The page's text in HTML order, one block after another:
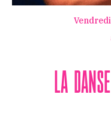
LA